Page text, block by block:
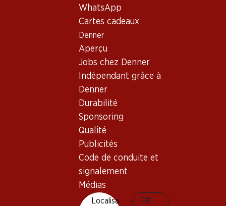
WhatsApp
Cartes cadeaux
Denner
Aperçu
Jobs chez Denner
Indépendant grâce à
Denner
Durabilité
Sponsoring
Qualité
Publicités
Code de conduite et
signalement
Médias
Localisa
FR
Bon à savoir
Pinot Meunier
Chardonnay